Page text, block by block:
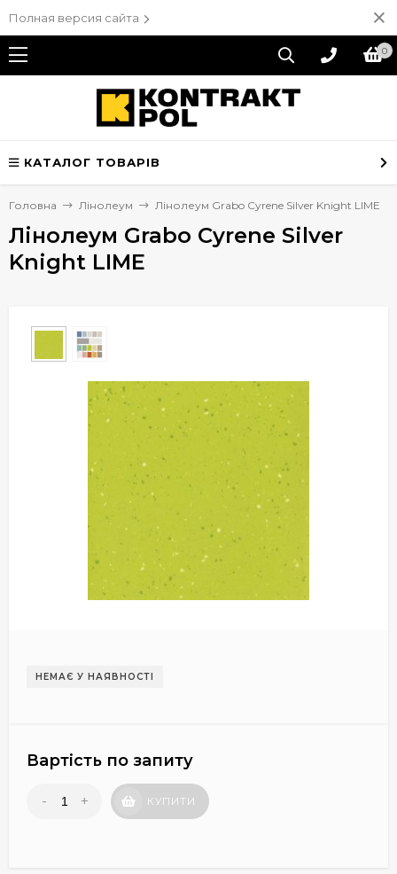
Полная версия сайта
0
КАТАЛОГ ТОВАРІВ
Головна Лінолеум Лінолеум Grabo Cyrene Silver Knight LIME
Лінолеум Grabo Cyrene Silver
Knight LIME
НЕМАЄ У НАЯВНОСТІ
Вартість по запиту
- + КУПИТИ